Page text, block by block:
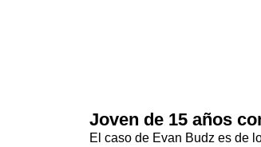
Joven de 15 años
El caso de Evan Budz es de